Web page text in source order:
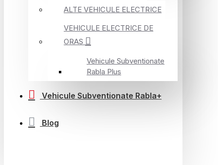
ALTE VEHICULE ELECTRICE
VEHICULE ELECTRICE DE
ORAS
Vehicule Subventionate
Rabla Plus
Vehicule Subventionate Rabla+
Blog